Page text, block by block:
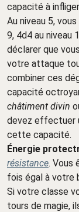
capacité à
Au niveau 5,
9, 4d4 au niveau
déclarer que
votre attaque
combiner ces
capacité
châtiment divin
devez effectuer
cette capacité.
Énergie
résistance. Vous
fois égal à votre
Si votre classe
tours de magie,